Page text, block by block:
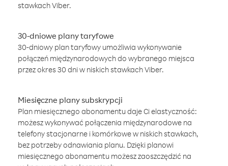
stawkach Viber.
30-dniowe plany taryfowe
30-dniowy plan taryfowy umożliwia wykonywanie
połączeń międzynarodowych do wybranego miejsca
przez okres 30 dni w niskich stawkach Viber.
Miesięczne plany subskrypcji
Plan miesięcznego abonamentu daje Ci elastyczność:
możesz wykonywać połączenia międzynarodowe na
telefony stacjonarne i komórkowe w niskich stawkach,
bez potrzeby odnawiania planu. Dzięki planowi
miesięcznego abonamentu możesz zaoszczędzić na